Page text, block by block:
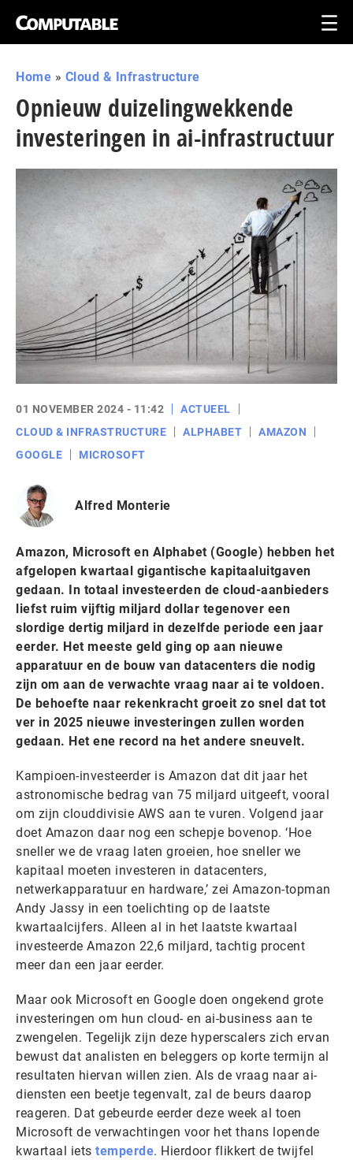
Home » Cloud & Infrastructure
Opnieuw duizelingwekkende
investeringen in ai-infrastructuur
01 NOVEMBER 2024 - 11:42
ACTUEEL
CLOUD & INFRASTRUCTURE
ALPHABET
AMAZON
GOOGLE
MICROSOFT
Alfred Monterie
Amazon, Microsoft en Alphabet (Google) hebben het
afgelopen kwartaal gigantische kapitaaluitgaven
gedaan. In totaal investeerden de cloud-aanbieders
liefst ruim vijftig miljard dollar tegenover een
slordige dertig miljard in dezelfde periode een jaar
eerder. Het meeste geld ging op aan nieuwe
apparatuur en de bouw van datacenters die nodig
zijn om aan de verwachte vraag naar ai te voldoen.
De behoefte naar rekenkracht groeit zo snel dat tot
ver in 2025 nieuwe investeringen zullen worden
gedaan. Het ene record na het andere sneuvelt.
Kampioen-investeerder is Amazon dat dit jaar het
astronomische bedrag van 75 miljard uitgeeft, vooral
om zijn clouddivisie AWS aan te vuren. Volgend jaar
doet Amazon daar nog een schepje bovenop. ‘Hoe
sneller we de vraag laten groeien, hoe sneller we
kapitaal moeten investeren in datacenters,
netwerkapparatuur en hardware,’ zei Amazon-topman
Andy Jassy in een toelichting op de laatste
kwartaalcijfers. Alleen al in het laatste kwartaal
investeerde Amazon 22,6 miljard, tachtig procent
meer dan een jaar eerder.
Maar ook Microsoft en Google doen ongekend grote
investeringen om hun cloud- en ai-business aan te
zwengelen. Tegelijk zijn deze hyperscalers zich ervan
bewust dat analisten en beleggers op korte termijn al
resultaten hiervan willen zien. Als de vraag naar ai-
diensten een beetje tegenvalt, zal de beurs daarop
reageren. Dat gebeurde eerder deze week al toen
Microsoft de verwachtingen voor het thans lopende
kwartaal iets temperde. Hierdoor flikkert de twijfel